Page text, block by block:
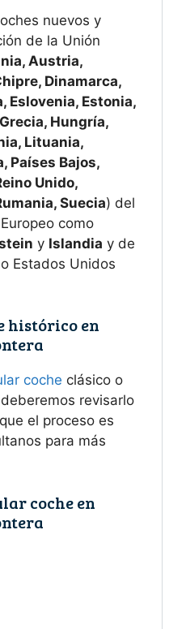
nuevos y
de la Unión
Austria,
Dinamarca,
Eslovenia, Estonia,
Hungría,
Lituania,
Países Bajos,
Unido,
Suecia) del
como
y Islandia y de
Estados Unidos
histórico en
coche clásico o
revisarlo
el proceso es
para más
coche en